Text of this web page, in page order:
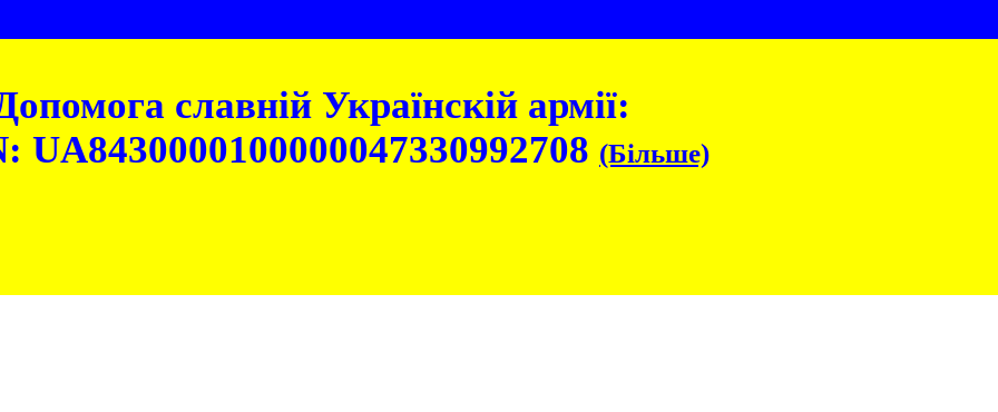
славній Українскій армії:
UA8430000100000047330992708 (Більше)